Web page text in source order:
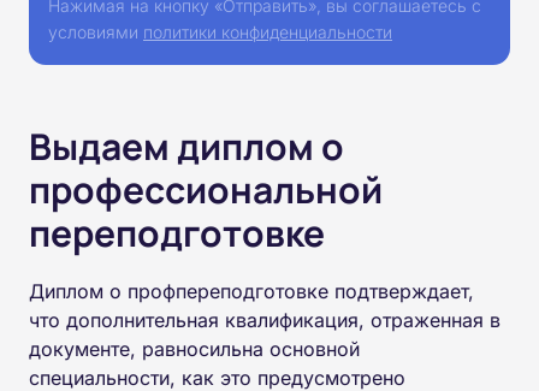
Нажимая на кнопку «Отправить», вы соглашаетесь с
условиями политики конфиденциальности
Выдаем диплом о
профессиональной
переподготовке
Диплом о профпереподготовке подтверждает,
что дополнительная квалификация, отраженная в
документе, равносильна основной
специальности, как это предусмотрено